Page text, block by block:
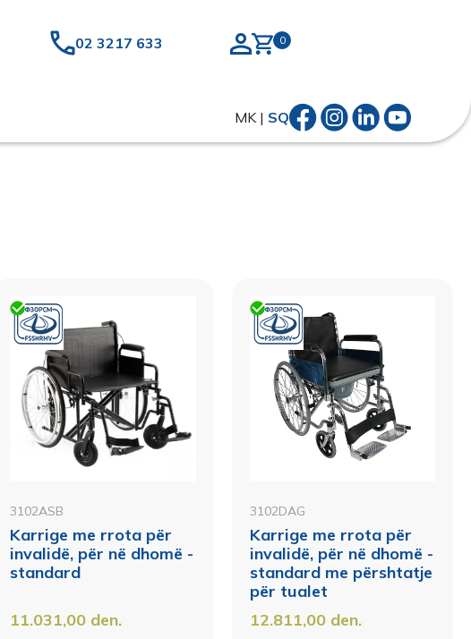
02 3217 633
MK| SQ
3102ASB
Karrige me rrota për
invalidë, për në dhomë -
standard
11.031,00 den.
3102DAG
Karrige me rrota për
invalidë, për në dhomë -
standard me përshtatje
për tualet
12.811,00 den.